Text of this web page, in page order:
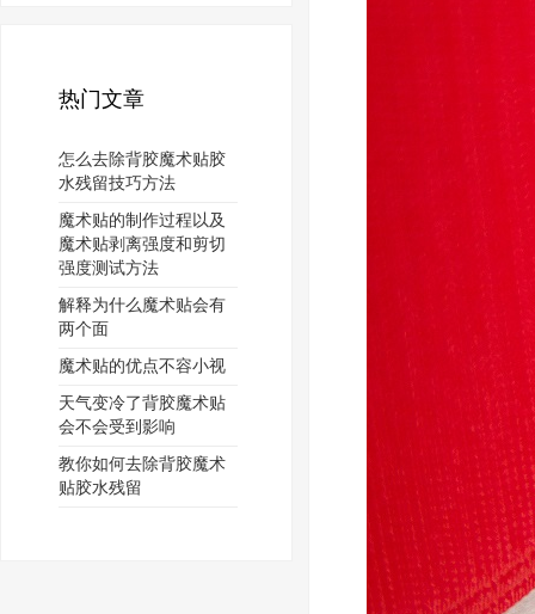
热门文章
怎么去除背胶魔术贴胶
水残留技巧方法
魔术贴的制作过程以及
魔术贴剥离强度和剪切
强度测试方法
解释为什么魔术贴会有
两个面
魔术贴的优点不容小视
天气变冷了背胶魔术贴
会不会受到影响
教你如何去除背胶魔术
贴胶水残留